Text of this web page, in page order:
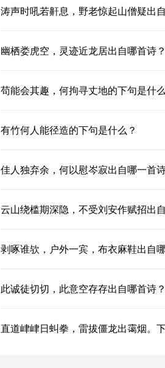
涛声时吼若鼾息，野老惊起山僧疑出
幽栖娄虎空，灵迹近龙居出自哪首诗？
苟能会其趣，何拘寻丈地的下句是什么
有竹何人能径造的下句是什么？
佳人独弃余，何以慰岑寂出自哪一首
云山绕槛期深隐，不受刘安作赋招出
剥啄谁欤，户外一宾，布衣麻鞋出自
此诚徒切切，此意空存存出自哪首诗？
直道峍峍日虯拳，雷拔僵龙出霭烟。